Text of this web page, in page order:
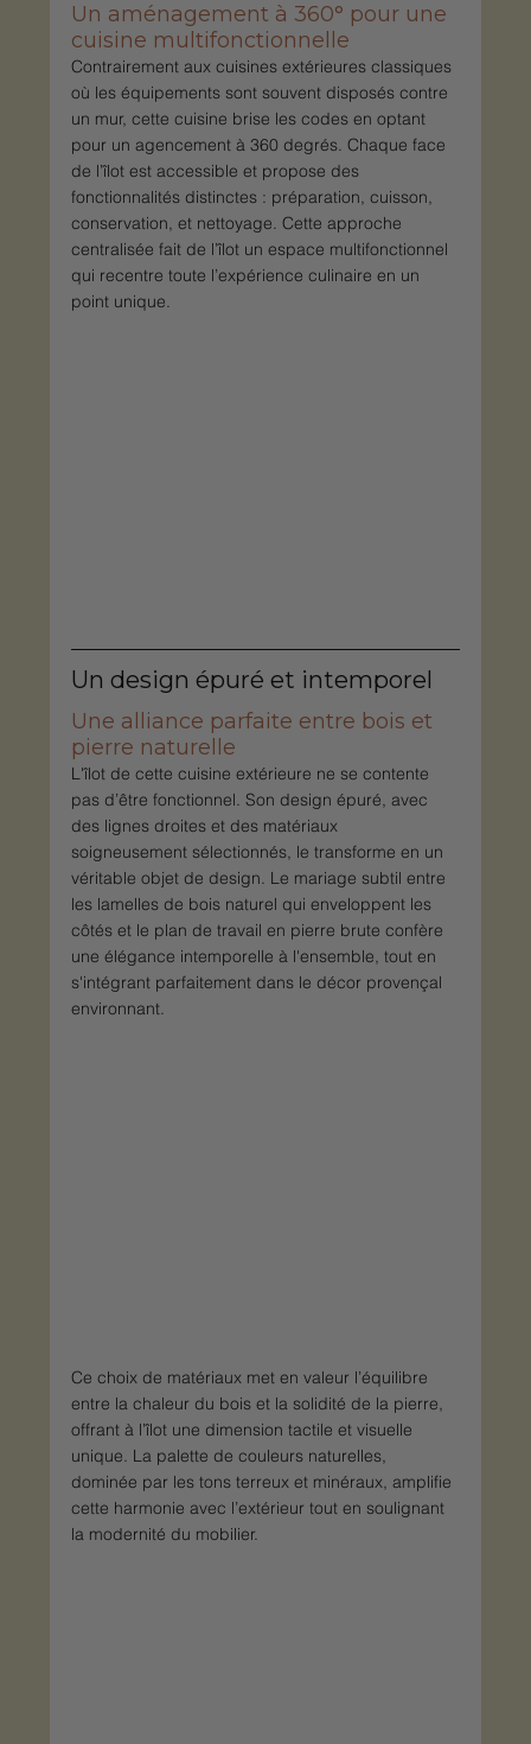
Un aménagement à 360° pour une
cuisine multifonctionnelle
Contrairement aux cuisines extérieures classiques
où les équipements sont souvent disposés contre
un mur, cette cuisine brise les codes en optant
pour un agencement à 360 degrés. Chaque face
de l’îlot est accessible et propose des
fonctionnalités distinctes : préparation, cuisson,
conservation, et nettoyage. Cette approche
centralisée fait de l’îlot un espace multifonctionnel
qui recentre toute l’expérience culinaire en un
point unique.
Un design épuré et intemporel
Une alliance parfaite entre bois et
pierre naturelle
L'îlot de cette cuisine extérieure ne se contente
pas d’être fonctionnel. Son design épuré, avec
des lignes droites et des matériaux
soigneusement sélectionnés, le transforme en un
véritable objet de design. Le mariage subtil entre
les lamelles de bois naturel qui enveloppent les
côtés et le plan de travail en pierre brute confère
une élégance intemporelle à l'ensemble, tout en
s'intégrant parfaitement dans le décor provençal
environnant.
Ce choix de matériaux met en valeur l’équilibre
entre la chaleur du bois et la solidité de la pierre,
offrant à l’îlot une dimension tactile et visuelle
unique. La palette de couleurs naturelles,
dominée par les tons terreux et minéraux, amplifie
cette harmonie avec l’extérieur tout en soulignant
la modernité du mobilier.